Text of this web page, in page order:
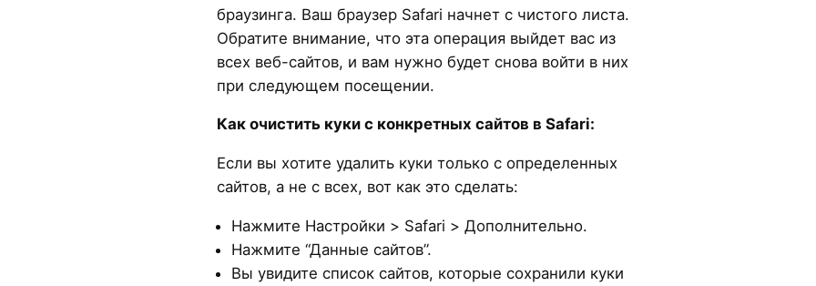
браузинга. Ваш браузер Safari начнет с чистого листа.
Обратите внимание, что эта операция выйдет вас из
всех веб-сайтов, и вам нужно будет снова войти в них
при следующем посещении.
Как очистить куки с конкретных сайтов в Safari:
Если вы хотите удалить куки только с определенных
сайтов, а не с всех, вот как это сделать:
Нажмите Настройки > Safari > Дополнительно.
Нажмите “Данные сайтов”.
Вы увидите список сайтов, которые сохранили куки